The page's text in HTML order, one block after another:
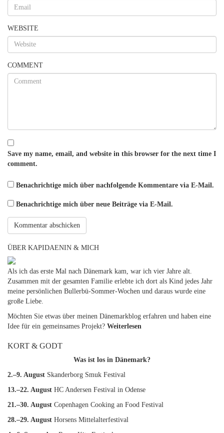
WEBSITE
COMMENT
Save my name, email, and website in this browser for the next time I
comment.
Benachrichtige mich über nachfolgende Kommentare via E-Mail.
Benachrichtige mich über neue Beiträge via E-Mail.
ÜBER KAPIDAENIN & MICH
Als ich das erste Mal nach Dänemark kam, war ich vier Jahre alt.
Zusammen mit der gesamten Familie erlebte ich dort als Kind jedes Jahr
meine persönlichen Bullerbü-Sommer-Wochen und daraus wurde eine
große Liebe.
Möchten Sie etwas über meinen Dänemarkblog erfahren und haben eine
Idee für ein gemeinsames Projekt? Weiterlesen
KORT & GODT
Was ist los in Dänemark?
2.–9. August Skanderborg Smuk Festival
13.–22. August HC Andersen Festival in Odense
21.–30. August Copenhagen Cooking an Food Festival
28.–29. August Horsens Mittelalterfestival